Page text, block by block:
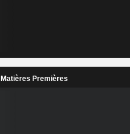
Matières Premières